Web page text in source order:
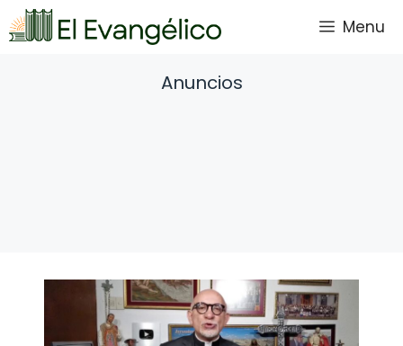
Saltar
al
Menu
Anuncios